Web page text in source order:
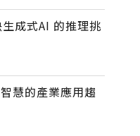
成式AI 的推理挑
慧的產業應用趨